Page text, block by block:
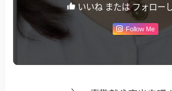
いいね または フォロー
Follow Me